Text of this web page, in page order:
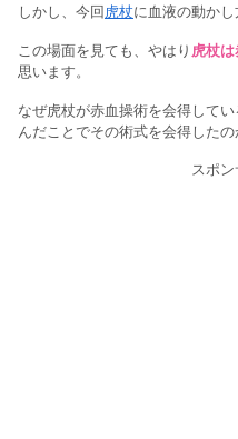
しかし、今回 虎杖に血液の動かし
この場面を見ても、やはり 虎杖
思います。
なぜ虎杖が赤血操術を会得して
んだことでその術式を会得したの
スポン